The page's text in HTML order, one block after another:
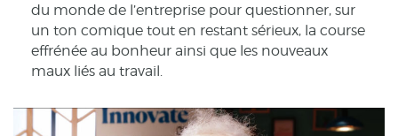
du monde de l’entreprise pour questionner, sur
un ton comique tout en restant sérieux, la course
effrénée au bonheur ainsi que les nouveaux
maux liés au travail.